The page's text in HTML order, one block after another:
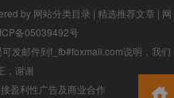
by 网站分类目录 | 精选推荐文章 | 网
备05039492号
发邮件到f_fb#foxmail.com说明，我们
，谢谢
盈利性广告及商业合作